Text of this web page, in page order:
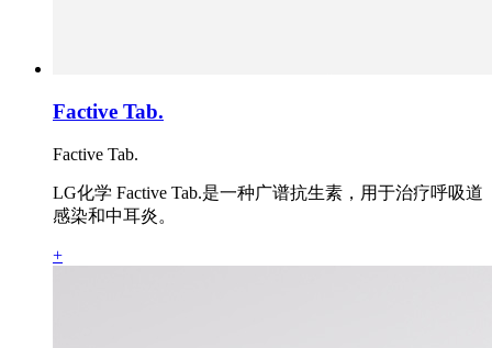
Factive Tab.
Factive Tab.
LG化学 Factive Tab.是一种广谱抗生素，用于治疗呼吸道
感染和中耳炎。
+